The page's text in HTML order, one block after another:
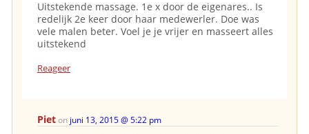
Uitstekende massage. 1e x door de eigenares.. Is
redelijk 2e keer door haar medewerler. Doe was
vele malen beter. Voel je je vrijer en masseert alles
uitstekend
Reageer
Pieton juni 13, 2015 @ 5:22 pm